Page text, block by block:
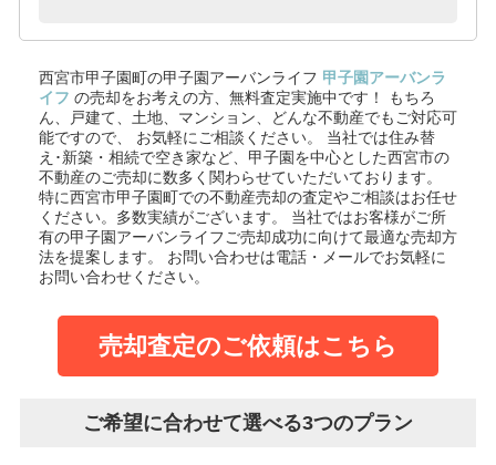
西宮市甲子園町の甲子園アーバンライフ 甲子園アーバンラ
イフ の売却をお考えの方、無料査定実施中です！
もちろ
ん、戸建て、土地、マンション、どんな不動産でもご対応可
能ですので、 お気軽にご相談ください。
当社では住み替
え･新築・相続で空き家など、甲子園を中心とした西宮市の
不動産のご売却に数多く関わらせていただいております。
特に西宮市甲子園町での不動産売却の査定やご相談はお任せ
ください。多数実績がございます。
当社ではお客様がご所
有の甲子園アーバンライフご売却成功に向けて最適な売却方
法を提案します。
お問い合わせは電話・メールでお気軽に
お問い合わせください。
売却査定のご依頼はこちら
ご希望に合わせて選べる3つのプラン